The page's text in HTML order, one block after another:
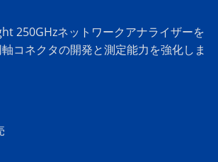
250GHzネットワークアナライザーを
コネクタの開発と測定能力を強化しま